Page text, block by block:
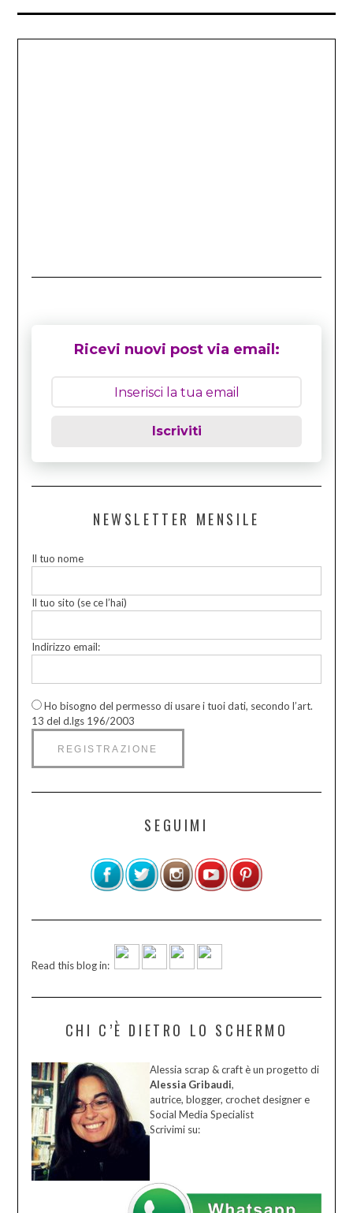
Ricevi nuovi post via email:
Iscriviti
NEWSLETTER MENSILE
Il tuo nome
Il tuo sito (se ce l’hai)
Indirizzo email:
Ho bisogno del permesso di usare i tuoi dati, secondo l’art.
13 del d.lgs 196/2003
SEGUIMI
Read this blog in:
CHI C’È DIETRO LO SCHERMO
Alessia scrap & craft è un progetto di
Alessia Gribaudi,
autrice, blogger, crochet designer e
Social Media Specialist
Scrivimi su: